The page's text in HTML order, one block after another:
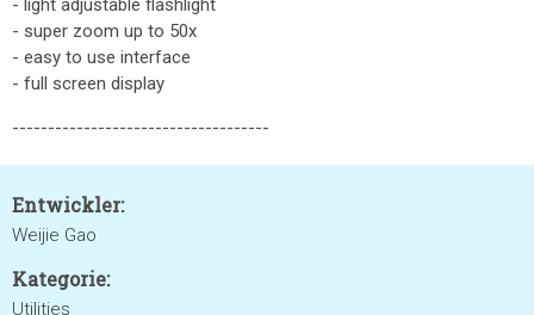
- light adjustable flashlight
- super zoom up to 50x
- easy to use interface
- full screen display
------------------------------------
Entwickler:
Weijie Gao
Kategorie:
Utilities